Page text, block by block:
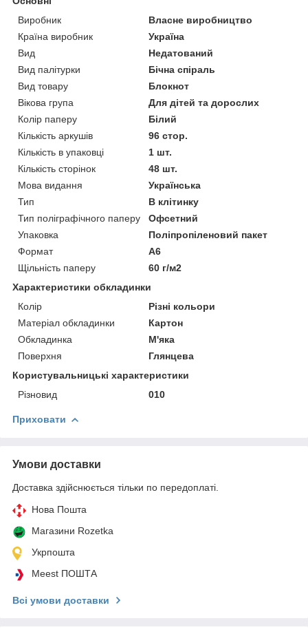
Виробник
Власне виробництво
Країна виробник
Україна
Вид
Недатований
Вид палітурки
Бічна спіраль
Вид товару
Блокнот
Вікова група
Для дітей та дорослих
Колір паперу
Білий
Кількість аркушів
96 стор.
Кількість в упаковці
1 шт.
Кількість сторінок
48 шт.
Мова видання
Українська
Тип
В клітинку
Тип поліграфічного паперу
Офсетний
Упаковка
Поліпропіленовий пакет
Формат
A6
Щільність паперу
60 г/м2
Характеристики обкладинки
Колір
Різні кольори
Матеріал обкладинки
Картон
Обкладинка
М'яка
Поверхня
Глянцева
Користувальницькі характеристики
Різновид
010
Приховати
Умови доставки
Доставка здійснюється тільки по передоплаті.
Нова Пошта
Магазини Rozetka
Укрпошта
Meest ПОШТА
Всі умови доставки